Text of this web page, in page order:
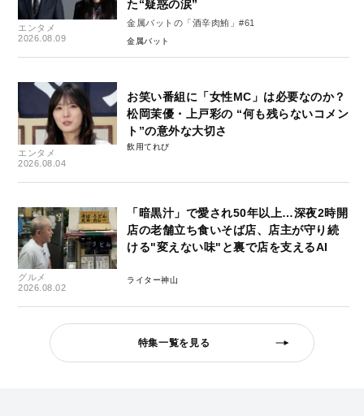
エンタメ
2026.08.09
た“疑惑の涙”
金属バットの「酒辛肉鮪」#61
金属バット
エンタメ
2026.08.04
お笑い番組に「女性MC」は必要なのか？
松岡茉優・上戸彩の “何も残らないコメン
ト”の意外な大切さ
飲用てれび
グルメ
2026.08.02
「暗黒汁」で愛され50年以上…深夜2時開
店の老舗立ち食いそば店、店主が守り続
ける"変えない味"と裏で店を支えるAI
ライター神山
特集一覧を見る